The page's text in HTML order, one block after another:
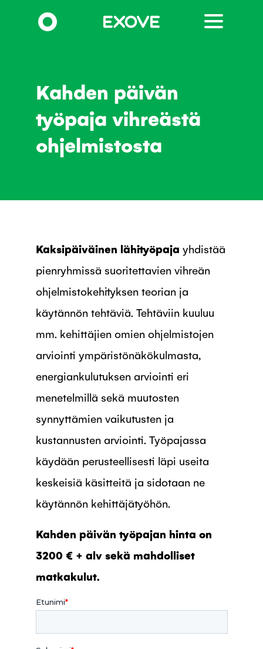
pääsisältöön
Kahden päivän
työpaja vihreästä
ohjelmistosta
Kaksipäiväinen lähityöpaja yhdistää
pienryhmissä suoritettavien vihreän
ohjelmistokehityksen teorian ja
käytännön tehtäviä. Tehtäviin kuuluu
mm. kehittäjien omien ohjelmistojen
arviointi ympäristönäkökulmasta,
energiankulutuksen arviointi eri
menetelmillä sekä muutosten
synnyttämien vaikutusten ja
kustannusten arviointi. Työpajassa
käydään perusteellisesti läpi useita
keskeisiä käsitteitä ja sidotaan ne
käytännön kehittäjätyöhön.
Kahden päivän työpajan hinta on
3200 € + alv sekä mahdolliset
matkakulut.